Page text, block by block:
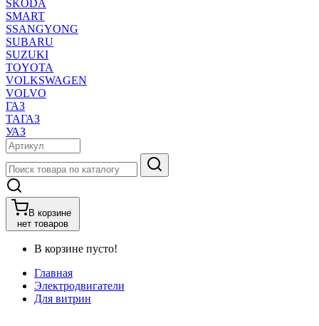
SKODA
SMART
SSANGYONG
SUBARU
SUZUKI
TOYOTA
VOLKSWAGEN
VOLVO
ГАЗ
ТАГАЗ
УАЗ
В корзине
нет товаров
В корзине пусто!
Главная
Электродвигатели
Для витрин